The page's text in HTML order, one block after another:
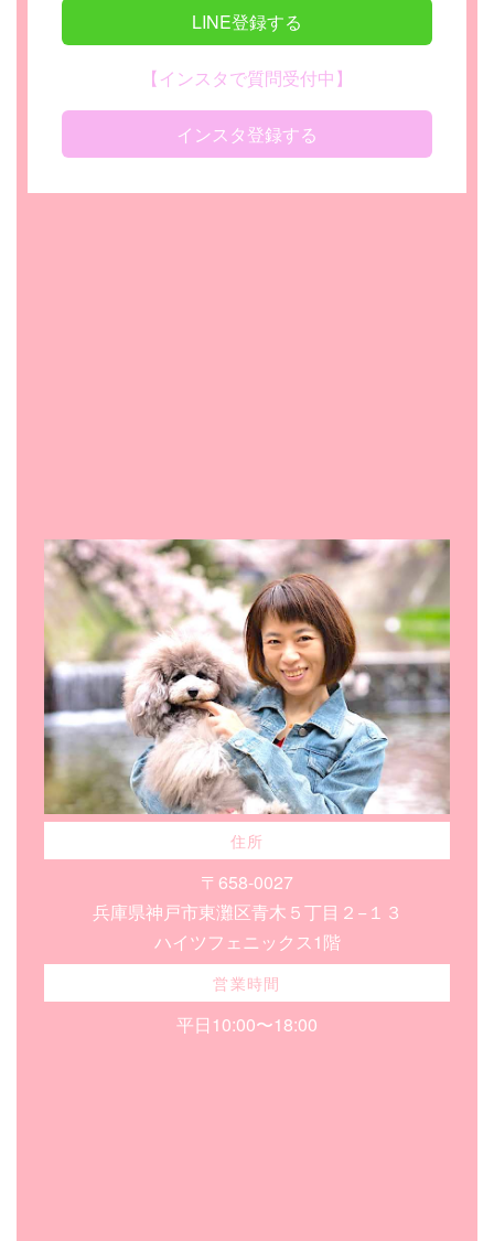
LINE登録する
【インスタで質問受付中】
インスタ登録する
住所
〒658-0027
兵庫県神戸市東灘区青木５丁目２−１３
ハイツフェニックス1階
営業時間
平日10:00〜18:00